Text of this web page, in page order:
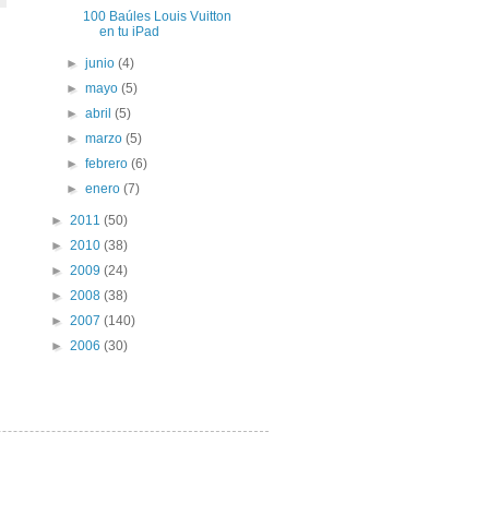
100 Baúles Louis Vuitton
en tu iPad
►junio(4)
►mayo(5)
►abril(5)
►marzo(5)
►febrero(6)
►enero(7)
► 2011 (50)
► 2010 (38)
► 2009 (24)
► 2008 (38)
► 2007 (140)
► 2006 (30)